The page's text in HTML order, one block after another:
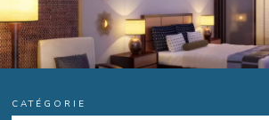
CATÉGORIE